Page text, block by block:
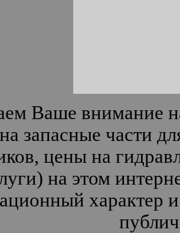
Ваше внимание
запасные части
цены на
на этом
характер и